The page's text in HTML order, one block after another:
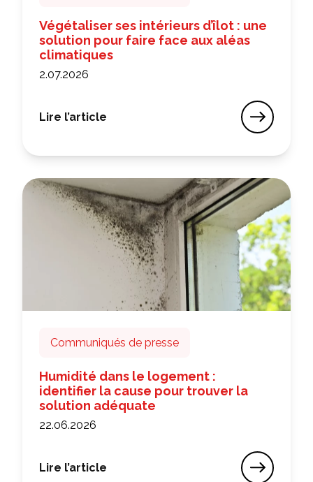
Végétaliser ses intérieurs d’îlot : une
solution pour faire face aux aléas
climatiques
2.07.2026
Lire l’article
Végétaliser ses intérieurs d’îlot : une solution
Humidité dans le logement :
identifier la cause pour trouver la
solution adéquate
Communiqués de presse
22.06.2026
Lire l’article
Humidité dans le logement : identifier la